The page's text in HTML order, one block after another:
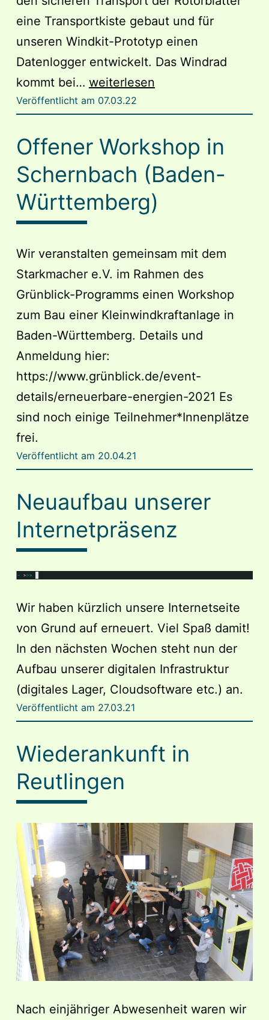
eine Transportkiste gebaut und für
unseren Windkit-Prototyp einen
Datenlogger entwickelt. Das Windrad
kommt bei… Windradworkshop
in
weiterlesen
Veröffentlicht am 07.03.22
Offener Workshop in
Schernbach (Baden-
Württemberg)
Wir veranstalten gemeinsam mit dem
Starkmacher e.V. im Rahmen des
Grünblick-Programms einen Workshop
zum Bau einer Kleinwindkraftanlage in
Baden-Württemberg. Details und
Anmeldung hier:
https://www.grünblick.de/event-
details/erneuerbare-energien-2021 Es
sind noch einige Teilnehmer*Innenplätze
frei.
Veröffentlicht am 20.04.21
Neuaufbau unserer
Internetpräsenz
Wir haben kürzlich unsere Internetseite
von Grund auf erneuert. Viel Spaß damit!
In den nächsten Wochen steht nun der
Aufbau unserer digitalen Infrastruktur
(digitales Lager, Cloudsoftware etc.) an.
Veröffentlicht am 27.03.21
Wiederankunft in
Reutlingen
Nach einjähriger Abwesenheit waren wir